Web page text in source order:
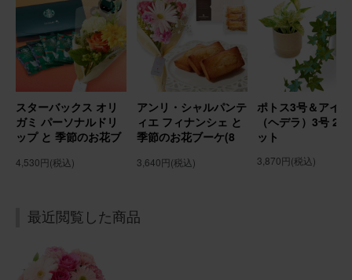
誕生日プレゼントに
母の誕生日プレゼントに送りました。 花は好きだけれど、
自分で買うのは中々ハードルが高いので嬉しいと喜んでも
らえました。
アレンジメント(ピンク) Sサイズ
2026/02/02
用途：
誕生日
友人母の誕生日プレゼントに贈らせていただきました。 お
スターバックス オリ
ガミ パーソナルドリ
ップ と 季節のお花ブ
youカード付き
4,530円(税込)
アンリ・シャルパンテ
ィエ フィナンシェ と
季節のお花ブーケ(8
ド付き
3,640円(税込)
ポトス3号＆アイ
（ヘデラ）3号 2
ット
3,870円(税込)
最近閲覧した商品